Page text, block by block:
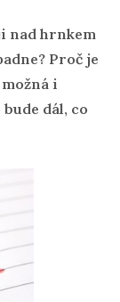
nad hrnkem
Proč je
i
dál, co